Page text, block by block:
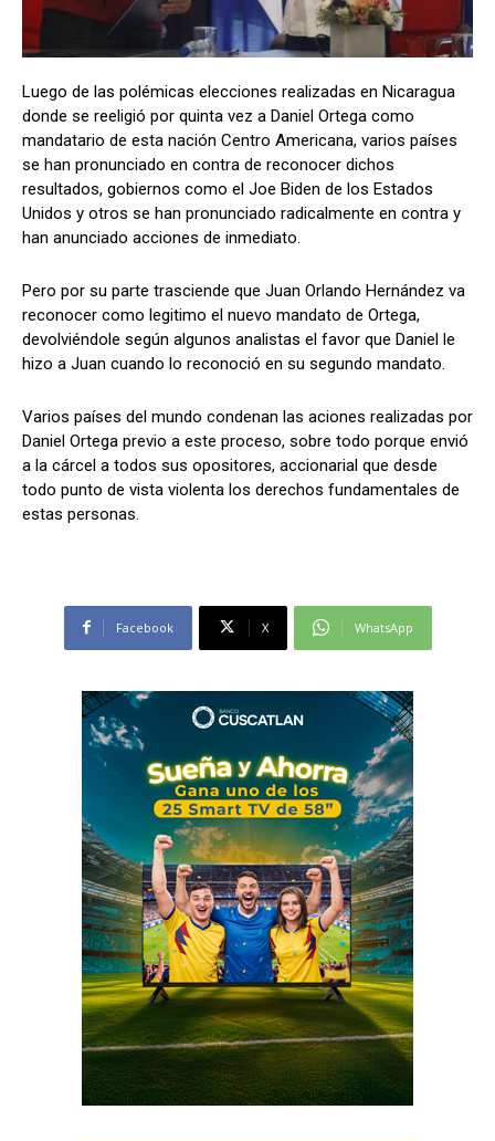
Comparta
Facebook X WhatsApp
Síganos
Comparta
Facebook X WhatsApp
Síganos
Luego de las polémicas elecciones realizadas en Nicaragua
donde se reeligió por quinta vez a Daniel Ortega como
mandatario de esta nación Centro Americana, varios países
se han pronunciado en contra de reconocer dichos
resultados, gobiernos como el Joe Biden de los Estados
Unidos y otros se han pronunciado radicalmente en contra y
han anunciado acciones de inmediato.
Pero por su parte trasciende que Juan Orlando Hernández va
reconocer como legitimo el nuevo mandato de Ortega,
devolviéndole según algunos analistas el favor que Daniel le
hizo a Juan cuando lo reconoció en su segundo mandato.
Varios países del mundo condenan las aciones realizadas por
Daniel Ortega previo a este proceso, sobre todo porque envió
a la cárcel a todos sus opositores, accionarial que desde
todo punto de vista violenta los derechos fundamentales de
estas personas.
Facebook X WhatsApp